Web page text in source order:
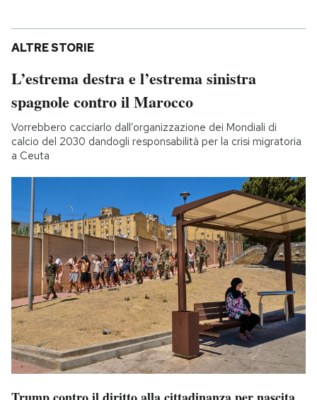
ALTRE STORIE
L’estrema destra e l’estrema sinistra
spagnole contro il Marocco
Vorrebbero cacciarlo dall’organizzazione dei Mondiali di
calcio del 2030 dandogli responsabilità per la crisi migratoria
a Ceuta